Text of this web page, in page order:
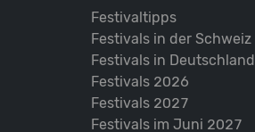
Festivaltipps
Festivals in der Schweiz
Festivals in Deutschland
Festivals 2026
Festivals 2027
Festivals im Juni 2027